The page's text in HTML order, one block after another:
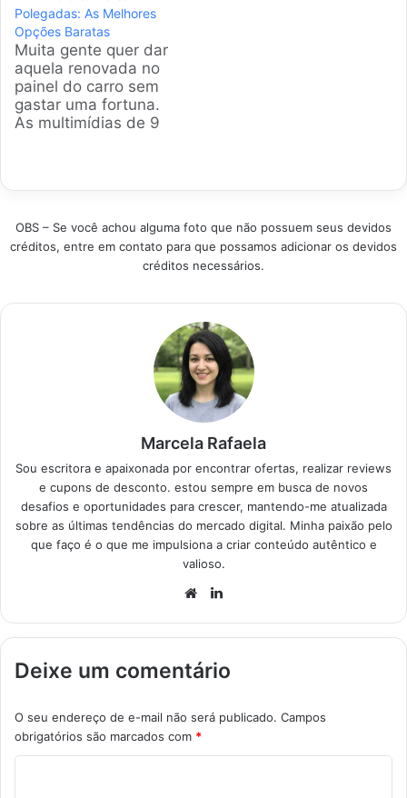
desejo de consumo
porque transformam
o painel. Na pesquisa
que fiz, selecionei os
modelos mais
vendidos que
realmente entregam o
Polegadas: As Melhores
Opções Baratas
Muita gente quer dar
aquela renovada no
painel do carro sem
gastar uma fortuna.
As multimídias de 9
tecnológico.
vendas e milhares de
avaliações,
separamos as opções
o seu dinheiro agora.
OBS – Se você achou alguma foto que não possuem seus devidos
créditos, entre em contato para que possamos adicionar os devidos
créditos necessários.
Marcela Rafaela
Sou escritora e apaixonada por encontrar ofertas, realizar reviews
e cupons de desconto. estou sempre em busca de novos
desafios e oportunidades para crescer, mantendo-me atualizada
sobre as últimas tendências do mercado digital. Minha paixão pelo
que faço é o que me impulsiona a criar conteúdo autêntico e
valioso.
Website
Deixe um comentário
O seu endereço de e-mail não será publicado. Campos
obrigatórios são marcados com *